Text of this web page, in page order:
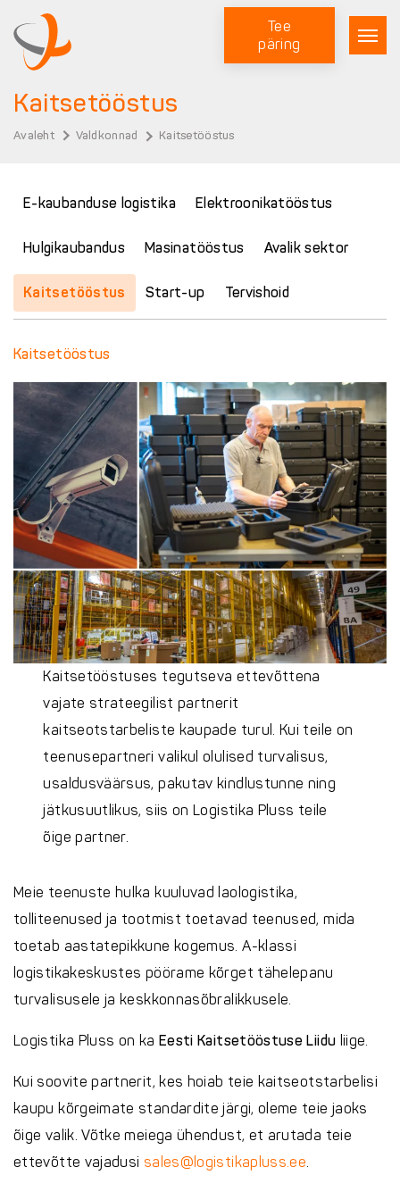
Tee
päring
Kaitsetööstus
Avaleht Valdkonnad Kaitsetööstus
E-kaubanduse logistika Elektroonikatööstus
Hulgikaubandus Masinatööstus Avalik sektor
Kaitsetööstus Start-up Tervishoid
Kaitsetööstus
Kaitsetööstuses tegutseva ettevõttena
vajate strateegilist partnerit
kaitseotstarbeliste kaupade turul. Kui teile on
teenusepartneri valikul olulised turvalisus,
usaldusväärsus, pakutav kindlustunne ning
jätkusuutlikus, siis on Logistika Pluss teile
õige partner.
Meie teenuste hulka kuuluvad laologistika,
tolliteenused ja tootmist toetavad teenused, mida
toetab aastatepikkune kogemus. A-klassi
logistikakeskustes pöörame kõrget tähelepanu
turvalisusele ja keskkonnasõbralikkusele.
Logistika Pluss on ka Eesti Kaitsetööstuse Liidu liige.
Kui soovite partnerit, kes hoiab teie kaitseotstarbelisi
kaupu kõrgeimate standardite järgi, oleme teie jaoks
õige valik. Võtke meiega ühendust, et arutada teie
ettevõtte vajadusi sales@logistikapluss.ee